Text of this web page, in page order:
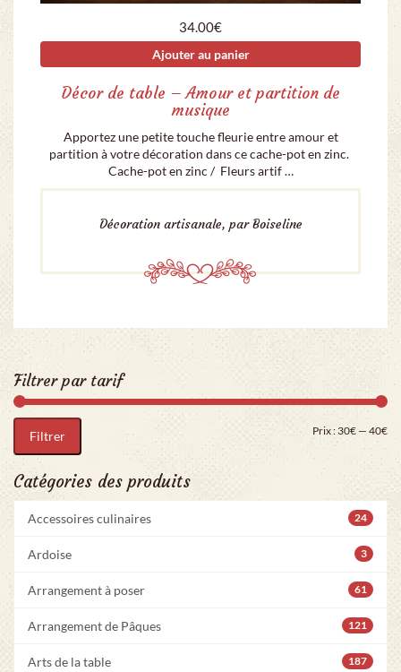
34.00€
Ajouter au panier
Décor de table – Amour et partition de
musique
Apportez une petite touche fleurie entre amour et
partition à votre décoration dans ce cache-pot en zinc.
Cache-pot en zinc / Fleurs artif …
Décoration artisanale, par Boiseline
Filtrer par tarif
Filtrer Prix : 30€ — 40€
Catégories des produits
Accessoires culinaires 24
Ardoise 3
Arrangement à poser 61
Arrangement de Pâques 121
Arts de la table 187